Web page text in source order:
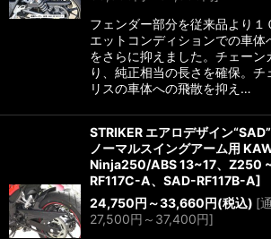
フェンダー部分を従来品より１
エットコンディションでの車体
をさらに抑えました。チェーン
り、純正相当の長さを確保。
リスの車体への飛散を抑え…
STRIKER エアロデザイン
ノーマルスイングアーム用
Ninja250/ABS 13~17、Z250
RF117C-A、SAD-RF117B-A]
24,750円 ～33,660円(税込) [
27,500円 ～37,400円]